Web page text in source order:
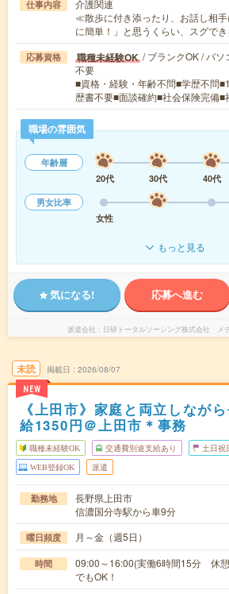
仕事内容
介護関連
≪散歩に付き添ったり、お話し相
に簡単！」と思うくらい、スグで
応募資格 職種未経験OK / ブランクOK / パ
不要
■資格・経験・年齢不問■学歴不問
歴書不要■面談確約■社会保険完備
職場の雰囲気
年齢層
20代
30代 40代
男女比率
女性
もっと見る
気になる! 応募へ進む
派遣会社 日研トータルソーシング株式会社 メ
未読
NEW
掲載日 2026/08/07
《上田市》家庭と両立しなが
給1350円＠上田市＊事務
職種未経験OK 交通費別途支給あり 土日祝
WEB登録OK 派遣
勤務地
長野県上田市
信濃国分寺駅から車9分
曜日頻度 月～金（週5日）
時間
09:00～16:00(実働6時間15分 休
でもOK！